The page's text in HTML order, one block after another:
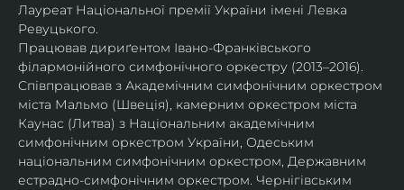
Лауреат Національної премії України імені Левка
Ревуцького.
Працював дириґентом Івано-Франківського
філармонійного симфонічного оркестру (2013–2016).
Співпрацював з Академічним симфонічним оркестром
міста Мальмо (Швеція), камерним оркестром міста
Каунас (Литва) з Національним академічним
симфонічним оркестром України, Одеським
національним симфонічним оркестром, Державним
естрадно-симфонічним оркестром. Чернігівським